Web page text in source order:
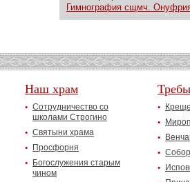
Гимнография сщмч.
Наш храм
Сотрудничество со
школами Строгино
Святыни храма
Просфорня
Богослужения старым
чином